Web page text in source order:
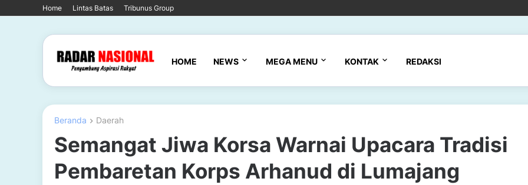
Home Lintas Batas Tribunus Group
HOME NEWS MEGA MENU KONTAK REDAKSI
Beranda Daerah
Semangat Jiwa Korsa Warnai Upacara Tradisi
Pembaretan Korps Arhanud di Lumajang